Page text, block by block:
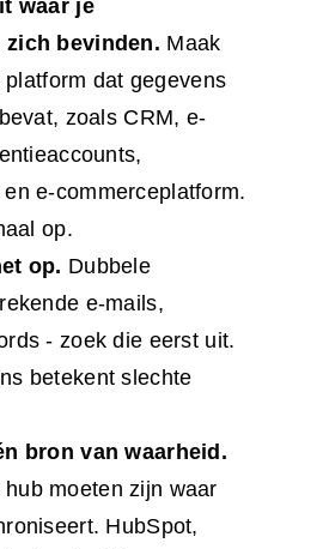
waar je
zich bevinden. Maak
dat gegevens
zoals CRM, e-
e-commerceplatform.
op.
op. Dubbele
e-mails,
- zoek die eerst uit.
betekent slechte
bron van waarheid.
moeten zijn waar
HubSpot,